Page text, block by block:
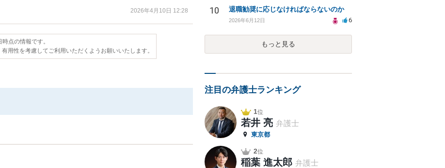
2026年4月10日 12:28
点の情報です。
用性を考慮してご利用いただくようお願いいたします。
10 退職勧奨に応じなければならないのか
2026年6月12日 6
もっと見る
注目の弁護士ランキング
1位
若井 亮 弁護士
東京都
2位
稲葉 進太郎 弁護士